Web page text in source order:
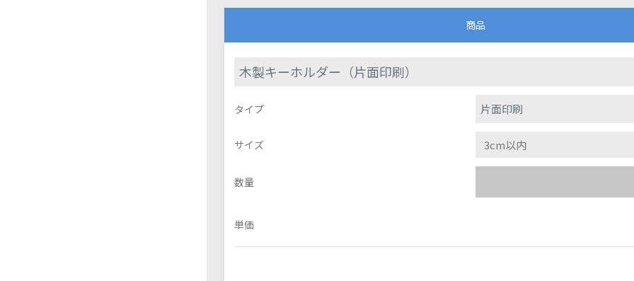
アクリルキーホルダー
アクリルスタンド 片
面印刷 無地台座
商品
木製キーホルダー（片面印刷）
タイプ 片面印刷
サイズ
数量
単価